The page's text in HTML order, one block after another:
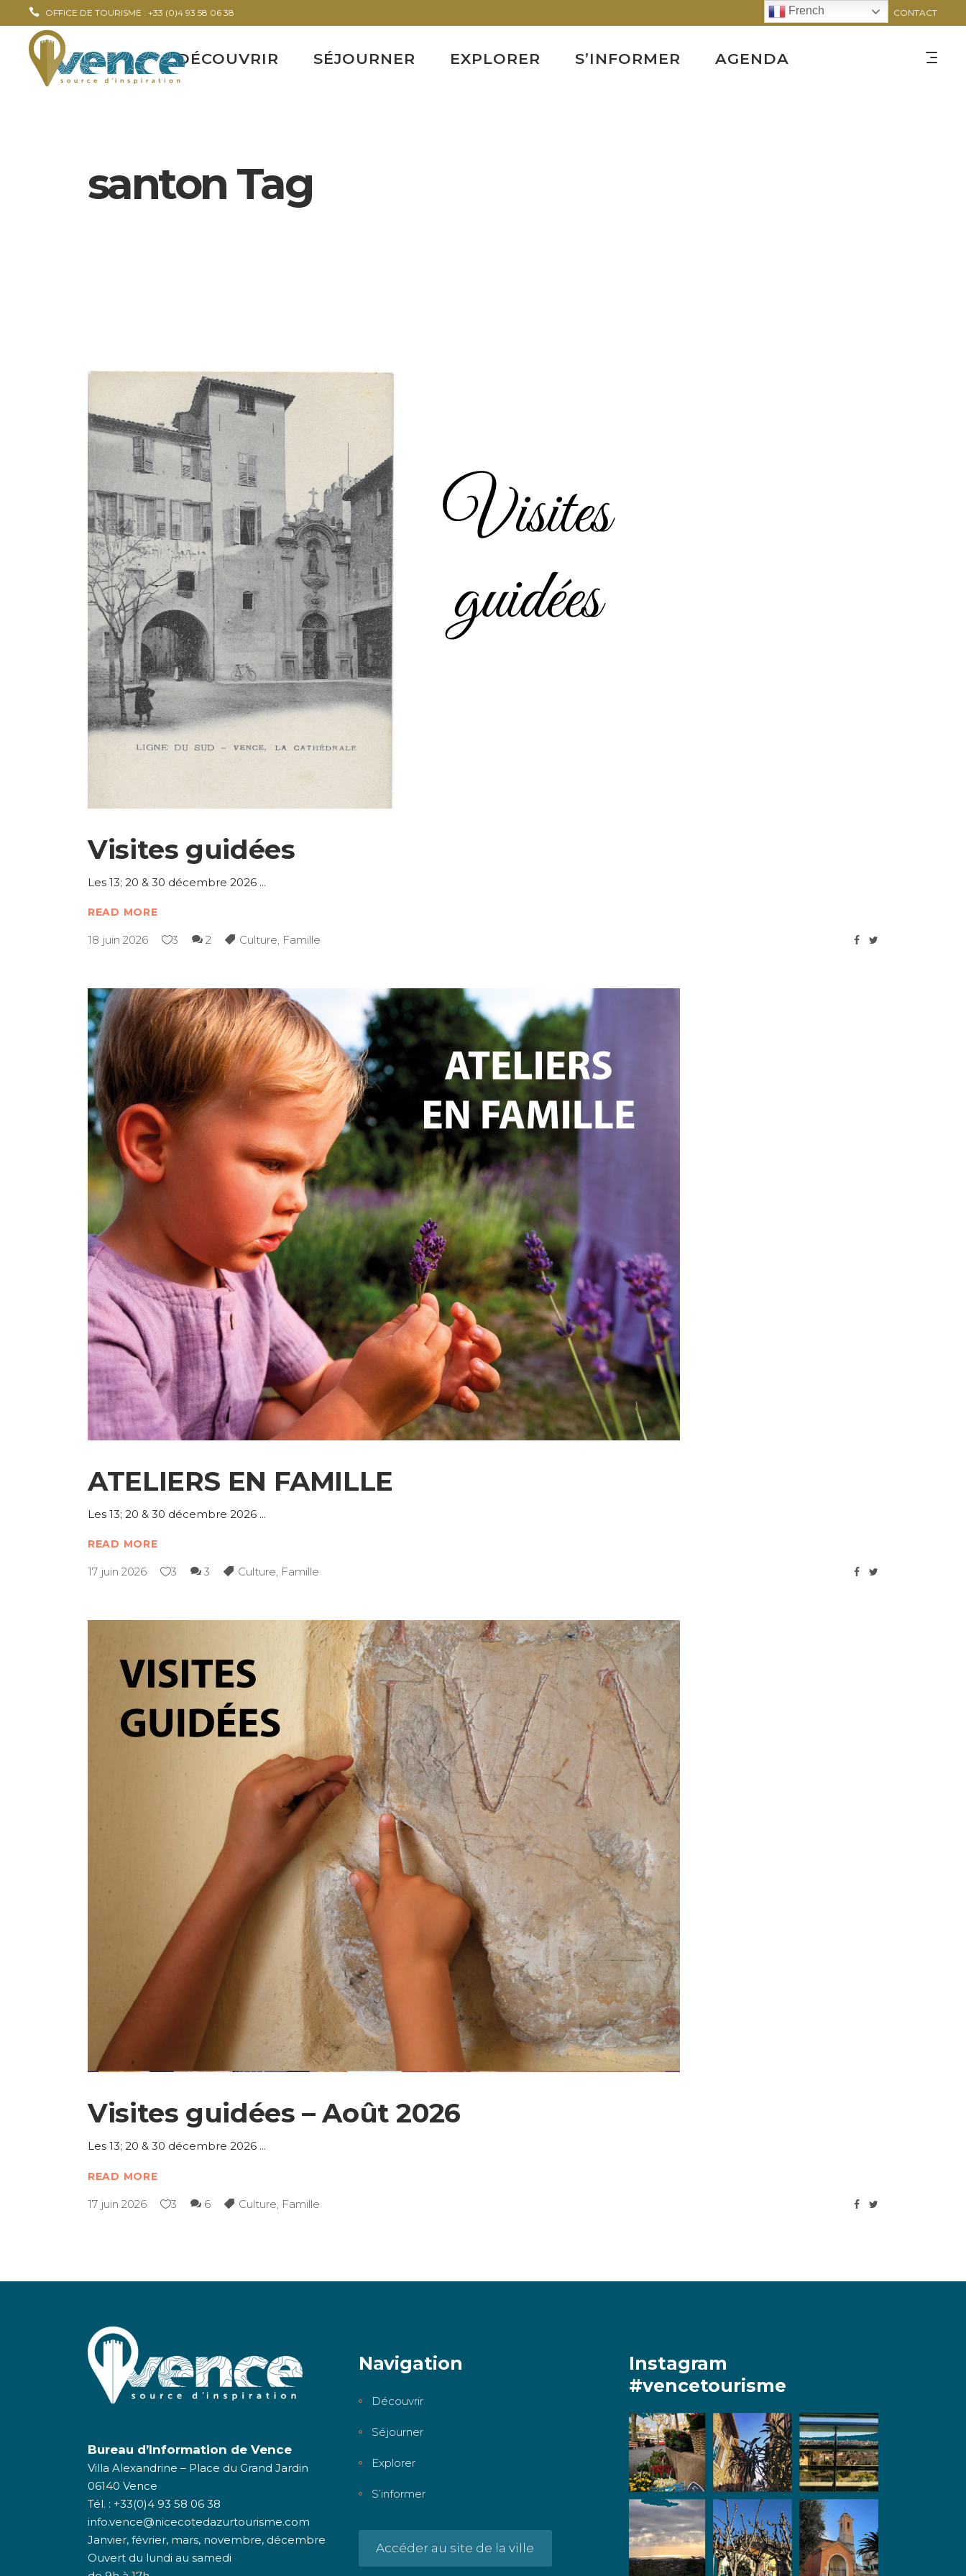
OFFICE DE TOURISME : +33 (0)4 93 58 06 38 CONTACT
DÉCOUVRIR SÉJOURNER EXPLORER S’INFORMER AGENDA
santon Tag
Visites guidées
Les 13; 20 & 30 décembre 2026
READ MORE
18 juin 2026 3 2 Culture, Famille
ATELIERS EN FAMILLE
Les 13; 20 & 30 décembre 2026
READ MORE
17 juin 2026 3 3 Culture, Famille
Visites guidées – Août 2026
Les 13; 20 & 30 décembre 2026
READ MORE
17 juin 2026 3 6 Culture Famille
Bureau d’Information de Vence
Villa Alexandrine – Place du Grand Jardin
06140 Vence
Tél. : +33(0)4 93 58 06 38
info.vence@nicecotedazurtourisme.com
Janvier, février, mars, novembre, décembre
Ouvert du lundi au samedi
Navigation
Découvrir
Séjourner
Explorer
S’informer
Accéder au site de la ville
Instagram
#vencetourisme
French